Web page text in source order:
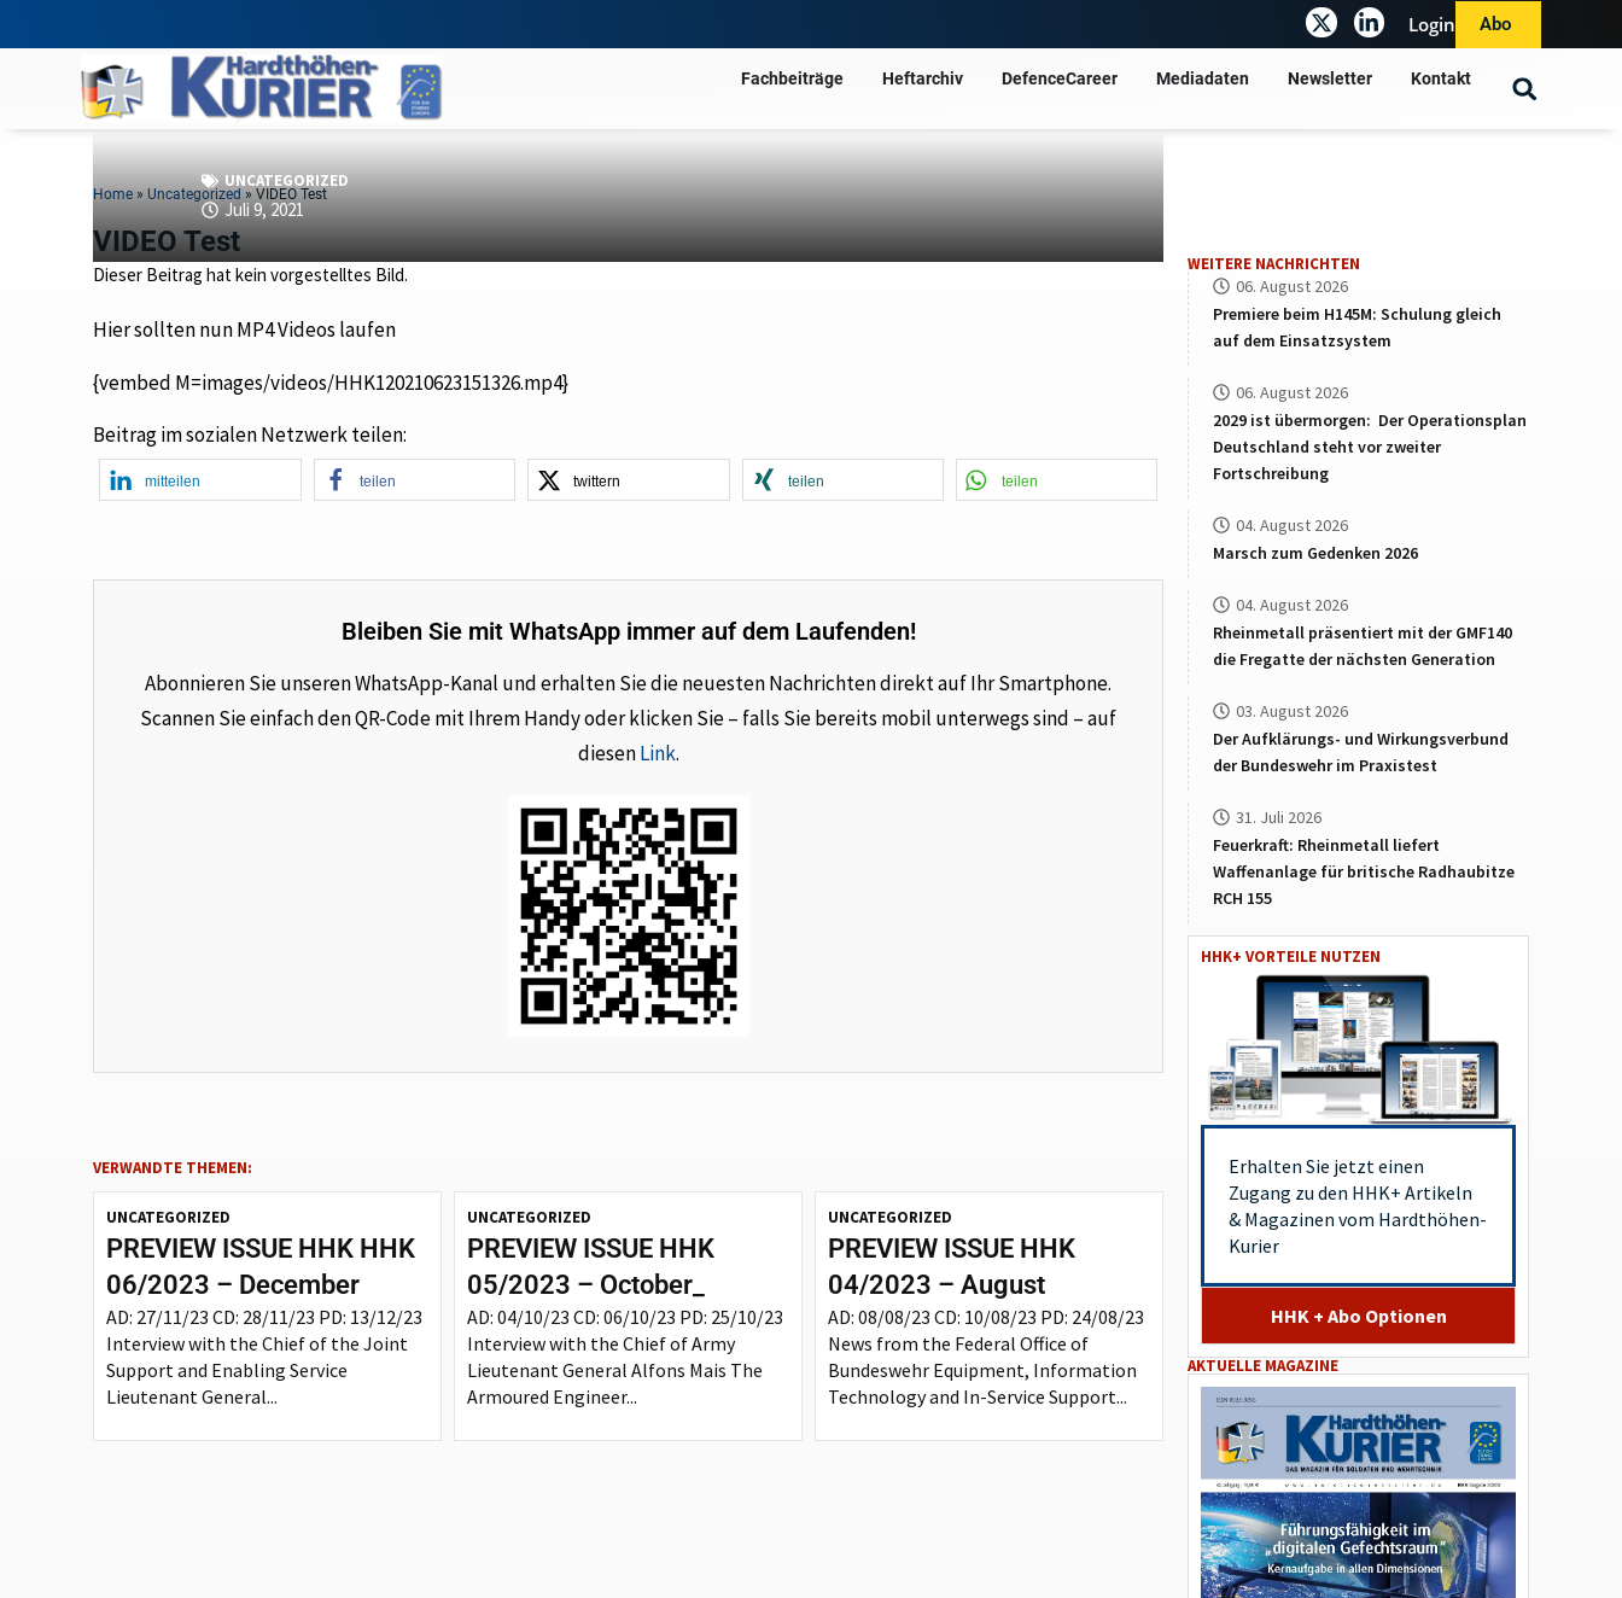
Login Abo
Fachbeiträge Heftarchiv DefenceCareer Mediadaten Newsletter Kontakt
Home » Uncategorized »VIDEO Test
VIDEO Test
UNCATEGORIZED
Juli 9, 2021
Dieser Beitrag hat kein vorgestelltes Bild.
Hier sollten nun MP4 Videos laufen
{vembed M=images/videos/HHK120210623151326.mp4}
Beitrag im sozialen Netzwerk teilen:
mitteilen teilen twittern teilen teilen
Bleiben Sie mit WhatsApp immer auf dem Laufenden!
Abonnieren Sie unseren WhatsApp-Kanal und erhalten Sie die neuesten Nachrichten direkt auf Ihr Smartphone.
Scannen Sie einfach den QR-Code mit Ihrem Handy oder klicken Sie – falls Sie bereits mobil unterwegs sind – auf
diesenLink.
VERWANDTE THEMEN:
UNCATEGORIZED
PREVIEW ISSUE HHK HHK
06/2023 – December
AD: 27/11/23 CD: 28/11/23 PD: 13/12/23
Interview with the Chief of the Joint
Support and Enabling Service
Lieutenant General...
UNCATEGORIZED
PREVIEW ISSUE HHK
05/2023 – October_
AD: 04/10/23 CD: 06/10/23 PD: 25/10/23
Interview with the Chief of Army
Lieutenant General Alfons Mais The
Armoured Engineer...
UNCATEGORIZED
PREVIEW ISSUE HHK
04/2023 – August
AD: 08/08/23 CD: 10/08/23 PD: 24/08/23
News from the Federal Office of
Bundeswehr Equipment, Information
Technology and In-Service Support...
WEITERE NACHRICHTEN
06. August 2026
Premiere beim H145M: Schulung gleich
auf dem Einsatzsystem
06. August 2026
2029 ist übermorgen: Der Operationsplan
Deutschland steht vor zweiter
Fortschreibung
04. August 2026
Marsch zum Gedenken 2026
04. August 2026
Rheinmetall präsentiert mit der GMF140
die Fregatte der nächsten Generation
03. August 2026
Der Aufklärungs- und Wirkungsverbund
der Bundeswehr im Praxistest
31. Juli 2026
Feuerkraft: Rheinmetall liefert
Waffenanlage für britische Radhaubitze
RCH 155
HHK+ VORTEILE NUTZEN
Erhalten Sie jetzt einen
Zugang zu den HHK+ Artikeln
& Magazinen vom Hardthöhen-
Kurier
HHK + Abo Optionen
AKTUELLE MAGAZINE